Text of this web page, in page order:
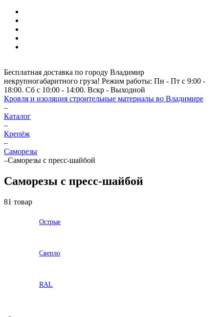
Бесплатная доставка по городу Владимир
некрупногабаритного груза! Режим работы: Пн - Пт с 9:00 -
18:00. Сб с 10:00 - 14:00. Вскр - Выходной
Кровля и изоляция строительные материалы во Владимире
–
Каталог
–
Крепёж
–
Саморезы
–Саморезы с пресс-шайбой
Саморезы с пресс-шайбой
81 товар
Острые
Сверло
RAL